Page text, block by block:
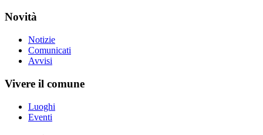
Novità
Notizie
Comunicati
Avvisi
Vivere il comune
Luoghi
Eventi